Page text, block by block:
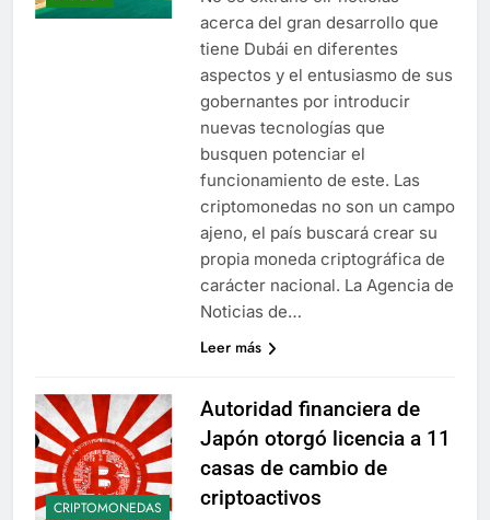
acerca del gran desarrollo que
tiene Dubái en diferentes
aspectos y el entusiasmo de sus
gobernantes por introducir
nuevas tecnologías que
busquen potenciar el
funcionamiento de este. Las
criptomonedas no son un campo
ajeno, el país buscará crear su
propia moneda criptográfica de
carácter nacional. La Agencia de
Noticias de…
Leer más
CRIPTOMONEDAS
Autoridad financiera de
Japón otorgó licencia a 11
casas de cambio de
criptoactivos